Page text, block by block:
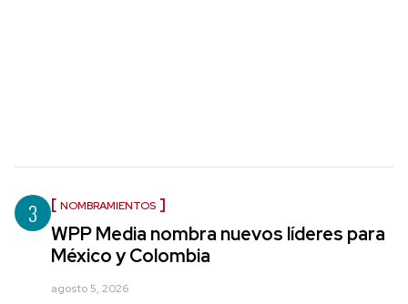
3 NOMBRAMIENTOS
WPP Media nombra nuevos líderes para
México y Colombia
agosto 5, 2026